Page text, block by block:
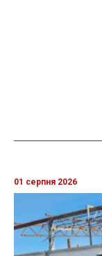
01 серпня 2026